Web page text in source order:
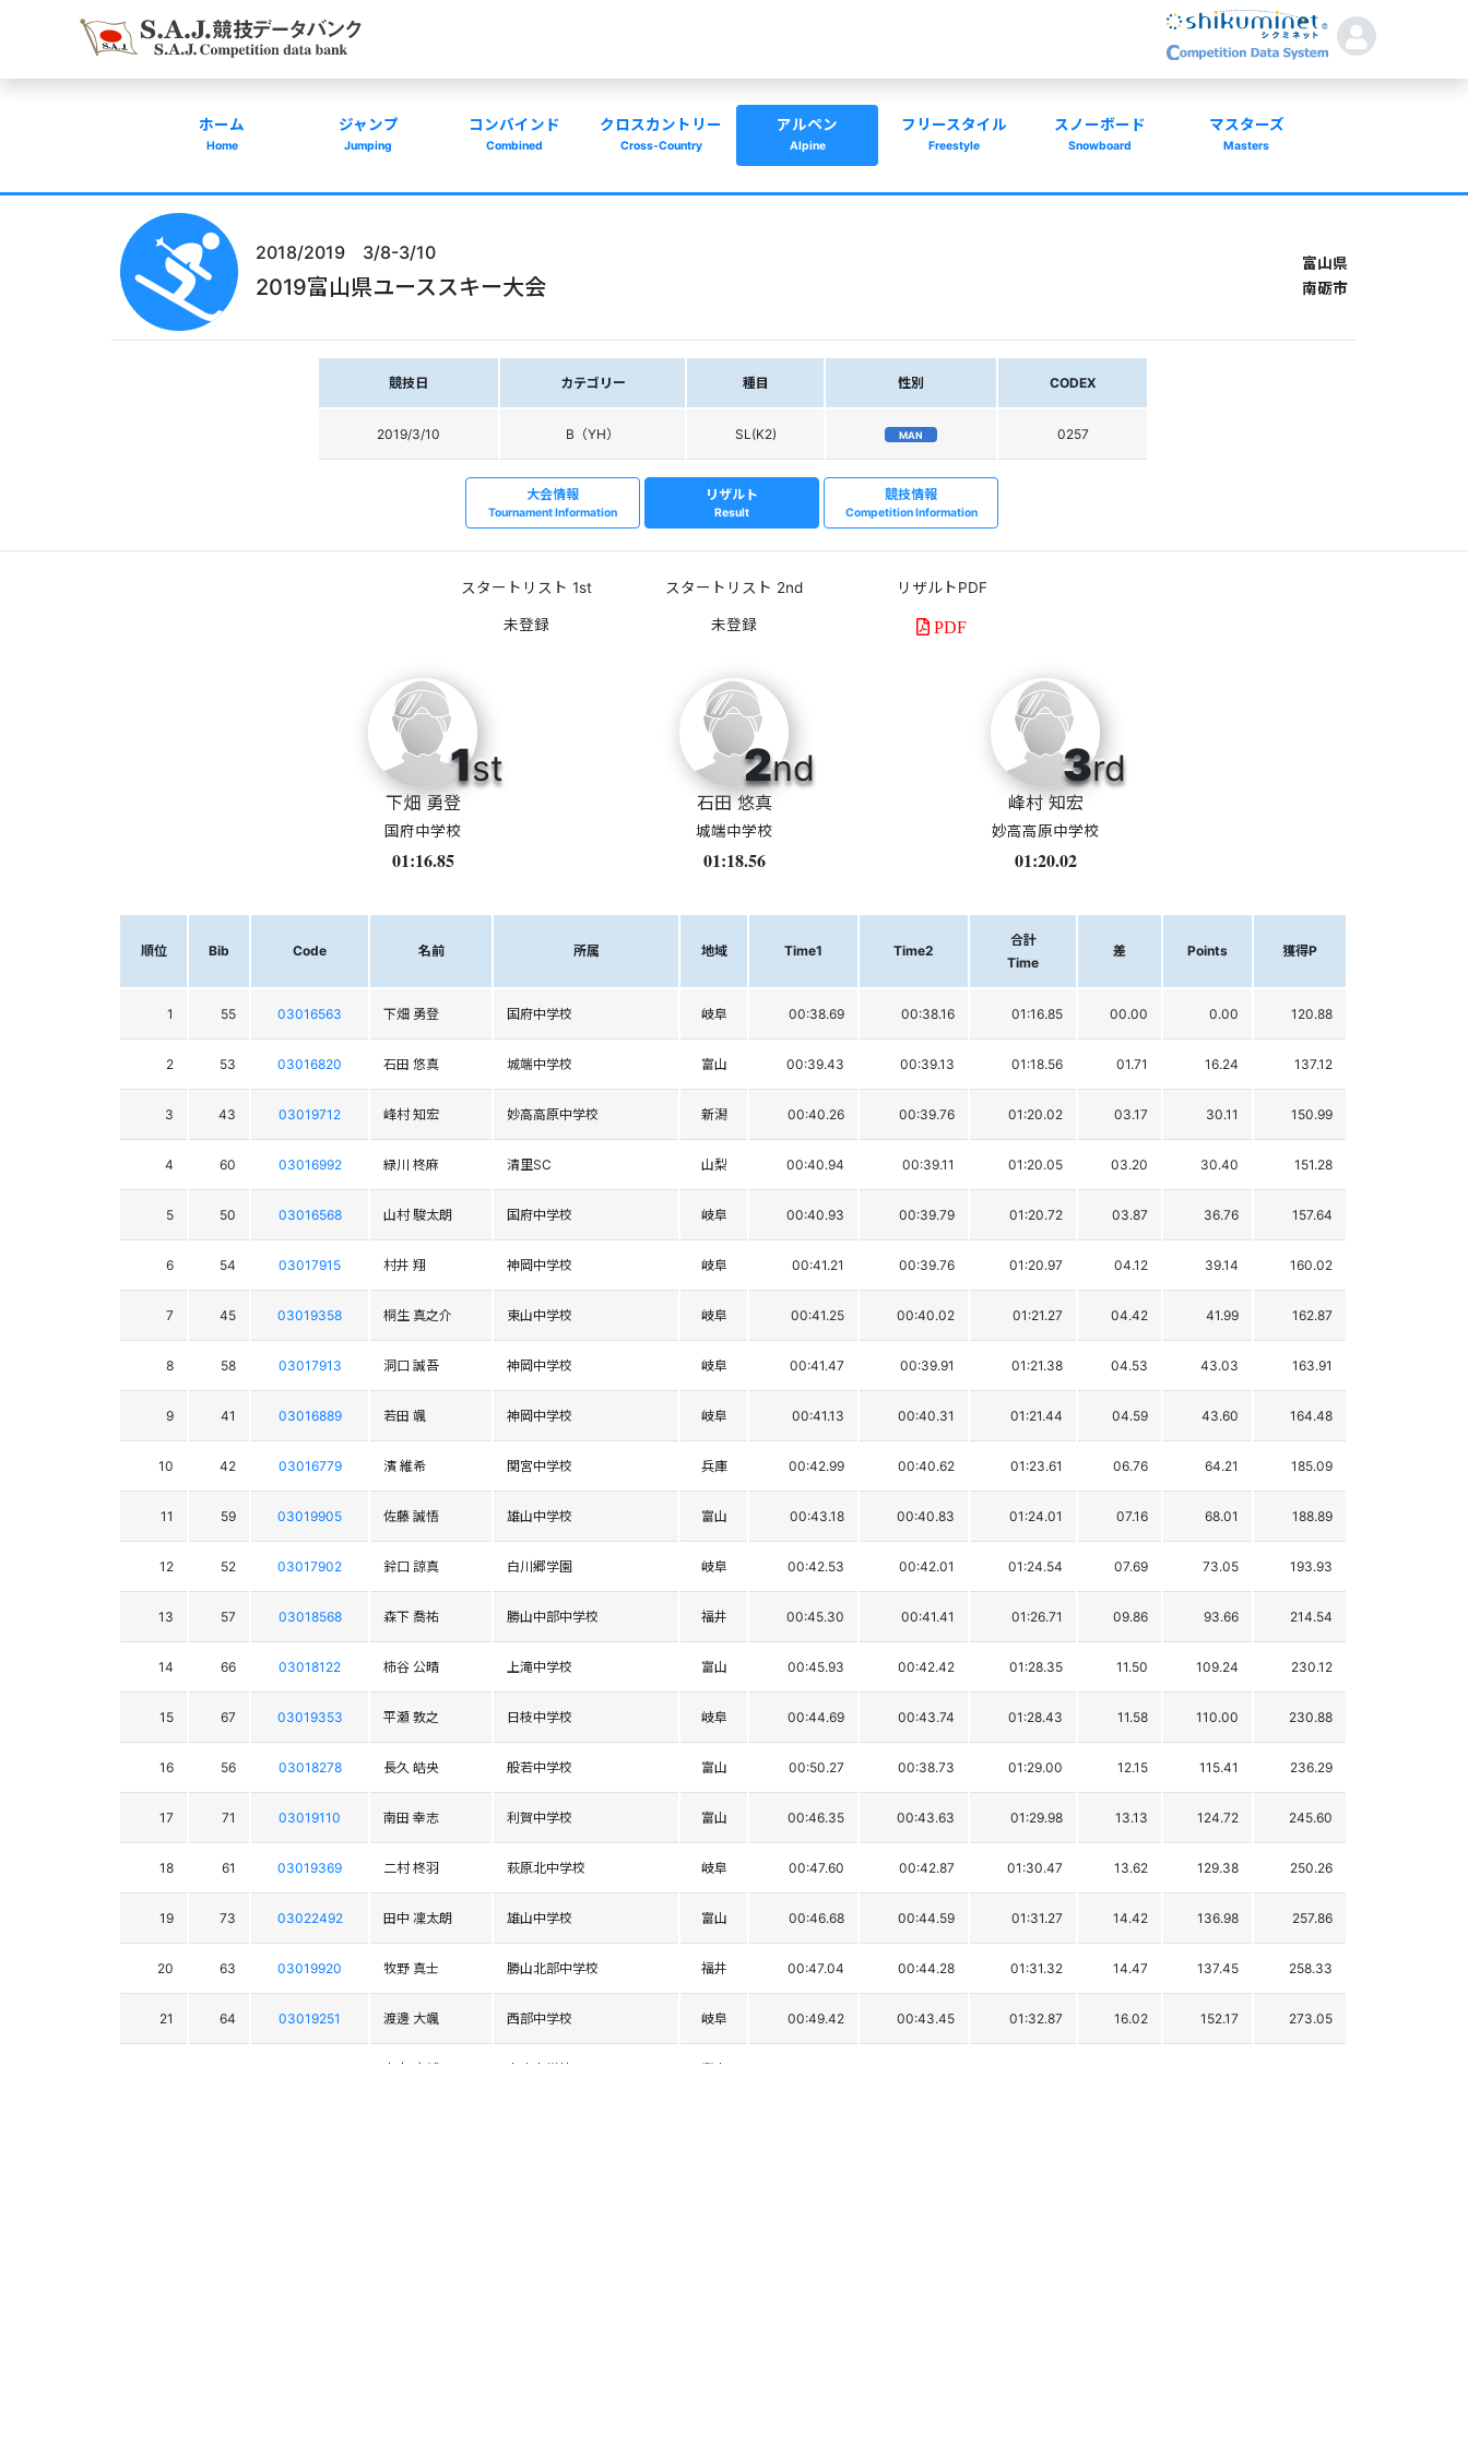
ホーム
Home
ジャンプ
Jumping
コンバインド
Combined
クロスカントリー
Cross-Country
アルペン
Alpine
フリースタイル
Freestyle
スノーボード
Snowboard
マスターズ
Masters
2018/2019 3/8-3/10
2019富山県ユーススキー大会
富山県
南砺市
競技日 カテゴリー 種目 性別 CODEX
2019/3/10 B（YH） SL(K2) MAN 0257
大会情報
Tournament Information
リザルト
Result
競技情報
Competition Information
スタートリスト 1st スタートリスト 2nd リザルトPDF
PDF
1st
下畑 勇登
国府中学校
01:16.85
2nd
石田 悠真
城端中学校
01:18.56
3rd
峰村 知宏
妙高高原中学校
01:20.02
順位 Bib Code 名前 所属 地域 Time1 Time2
合計
Time
差 Points 獲得P
1 55 03016563 下畑 勇登 国府中学校 岐阜 00:38.69 00:38.16 01:16.85 00.00 0.00 120.88
2 53 03016820 石田 悠真 城端中学校 富山 00:39.43 00:39.13 01:18.56 01.71 16.24 137.12
3 43 03019712 峰村 知宏 妙高高原中学校 新潟 00:40.26 00:39.76 01:20.02 03.17 30.11 150.99
4 60 03016992 緑川 柊麻 清里SC 山梨 00:40.94 00:39.11 01:20.05 03.20 30.40 151.28
5 50 03016568 山村 駿太朗 国府中学校 岐阜 00:40.93 00:39.79 01:20.72 03.87 36.76 157.64
6 54 03017915 村井 翔 神岡中学校 岐阜 00:41.21 00:39.76 01:20.97 04.12 39.14 160.02
7 45 03019358 桐生 真之介 東山中学校 岐阜 00:41.25 00:40.02 01:21.27 04.42 41.99 162.87
8 58 03017913 洞口 誠吾 神岡中学校 岐阜 00:41.47 00:39.91 01:21.38 04.53 43.03 163.91
9 41 03016889 若田 颯 神岡中学校 岐阜 00:41.13 00:40.31 01:21.44 04.59 43.60 164.48
10 42 03016779 濱 維希 関宮中学校 兵庫 00:42.99 00:40.62 01:23.61 06.76 64.21 185.09
11 59 03019905 佐藤 誠悟 雄山中学校 富山 00:43.18 00:40.83 01:24.01 07.16 68.01 188.89
12 52 03017902 鈴口 諒真 白川郷学園 岐阜 00:42.53 00:42.01 01:24.54 07.69 73.05 193.93
13 57 03018568 森下 喬祐 勝山中部中学校 福井 00:45.30 00:41.41 01:26.71 09.86 93.66 214.54
14 66 03018122 柿谷 公晴 上滝中学校 富山 00:45.93 00:42.42 01:28.35 11.50 109.24 230.12
15 67 03019353 平瀬 敦之 日枝中学校 岐阜 00:44.69 00:43.74 01:28.43 11.58 110.00 230.88
16 56 03018278 長久 皓央 般若中学校 富山 00:50.27 00:38.73 01:29.00 12.15 115.41 236.29
17 71 03019110 南田 幸志 利賀中学校 富山 00:46.35 00:43.63 01:29.98 13.13 124.72 245.60
18 61 03019369 二村 柊羽 萩原北中学校 岐阜 00:47.60 00:42.87 01:30.47 13.62 129.38 250.26
19 73 03022492 田中 凜太朗 雄山中学校 富山 00:46.68 00:44.59 01:31.27 14.42 136.98 257.86
20 63 03019920 牧野 真士 勝山北部中学校 福井 00:47.04 00:44.28 01:31.32 14.47 137.45 258.33
21 64 03019251 渡邊 大颯 西部中学校 岐阜 00:49.42 00:43.45 01:32.87 16.02 152.17 273.05
宮本 大輔 山室中学校 富山